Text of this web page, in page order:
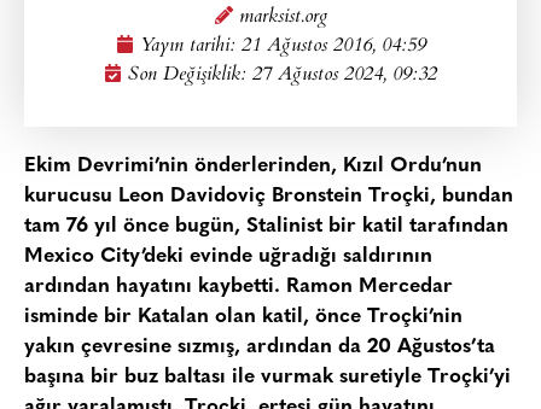
marksist.org
Yayın tarihi: 21 Ağustos 2016, 04:59
Son Değişiklik: 27 Ağustos 2024, 09:32
Ekim Devrimi’nin önderlerinden, Kızıl Ordu’nun
kurucusu Leon Davidoviç Bronstein Troçki, bundan
tam 76 yıl önce bugün, Stalinist bir katil tarafından
Mexico City’deki evinde uğradığı saldırının
ardından hayatını kaybetti. Ramon Mercedar
isminde bir Katalan olan katil, önce Troçki’nin
yakın çevresine sızmış, ardından da 20 Ağustos’ta
başına bir buz baltası ile vurmak suretiyle Troçki’yi